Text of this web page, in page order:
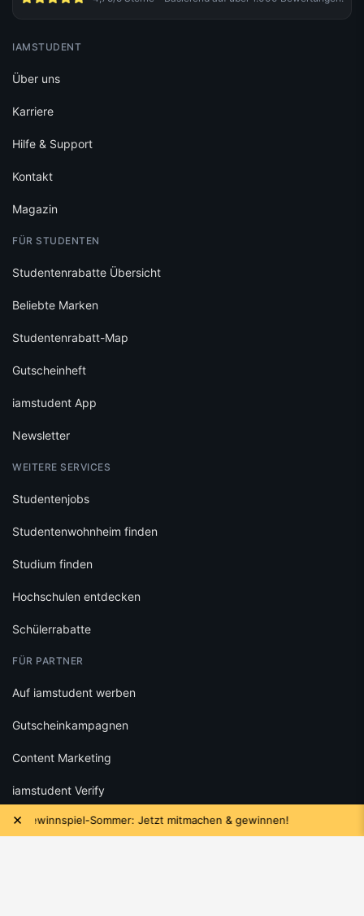
× Sommer: Jetzt mitmachen & gewinnen!
IAMSTUDENT
Über uns
Karriere
Hilfe & Support
Kontakt
Magazin
FÜR STUDENTEN
Studentenrabatte Übersicht
Beliebte Marken
Studentenrabatt-Map
Gutscheinheft
iamstudent App
Newsletter
WEITERE SERVICES
Studentenjobs
Studentenwohnheim finden
Studium finden
Hochschulen entdecken
Schülerrabatte
FÜR PARTNER
Auf iamstudent werben
Gutscheinkampagnen
Content Marketing
iamstudent Verify